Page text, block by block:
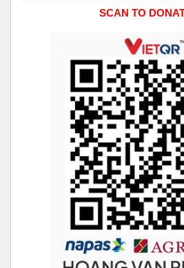
SCAN TO